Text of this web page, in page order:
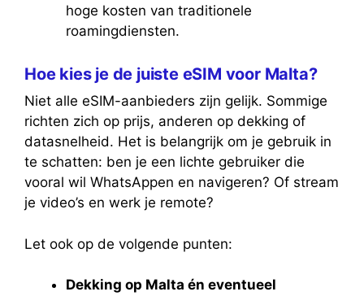
hoge kosten van traditionele
roamingdiensten.
Hoe kies je de juiste eSIM voor Malta?
Niet alle eSIM-aanbieders zijn gelijk. Sommige
richten zich op prijs, anderen op dekking of
datasnelheid. Het is belangrijk om je gebruik in
te schatten: ben je een lichte gebruiker die
vooral wil WhatsAppen en navigeren? Of stream
je video’s en werk je remote?
Let ook op de volgende punten:
Dekking op Malta én eventueel